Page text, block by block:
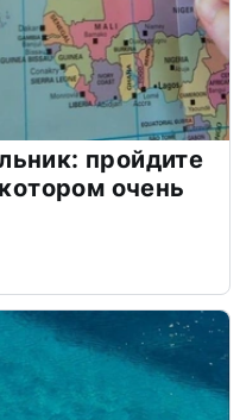
пройдите
очень